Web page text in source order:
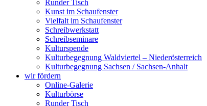
Runder Tisch
Kunst im Schaufenster
Vielfalt im Schaufenster
Schreibwerkstatt
Schreibseminare
Kulturspende
Kulturbegegnung Waldviertel – Niederösterreich
Kulturbegegnung Sachsen / Sachsen-Anhalt
wir fördern
Online-Galerie
Kulturbörse
Runder Tisch